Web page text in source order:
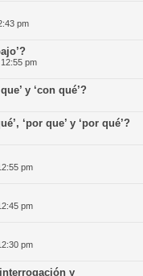
pm
pm
y ‘con qué’?
‘por que’ y ‘por qué’?
pm
pm
pm
y